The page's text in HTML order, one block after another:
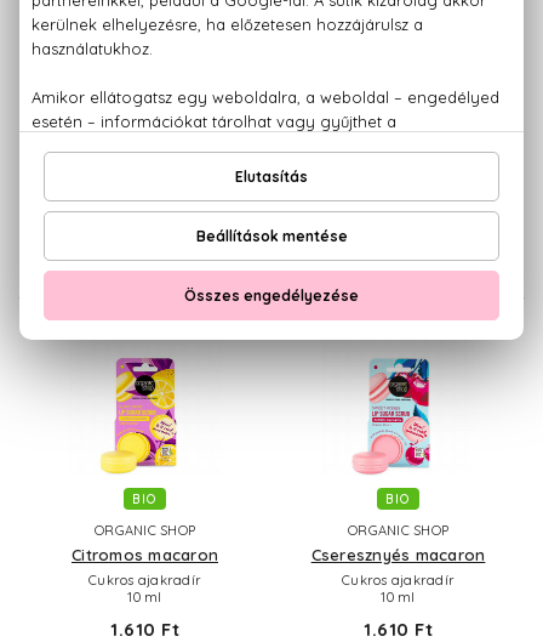
BIO
3,7 g
C-Berrica C + CICA Vitamin
Cukros ajakradír
1.710 Ft
BIO
ORGANIC SHOP
Citromos macaron
Cukros ajakradír
10 ml
1.610 Ft
BIO
ORGANIC SHOP
Cseresznyés macaron
Cukros ajakradír
10 ml
1.610 Ft